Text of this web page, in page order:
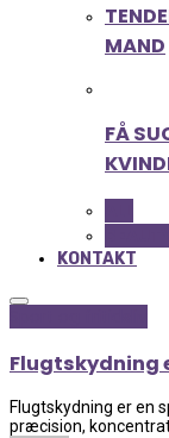
MAND
FÅ
KONTAKT
Flugtskydning
Flugtskydning er en
præcision,